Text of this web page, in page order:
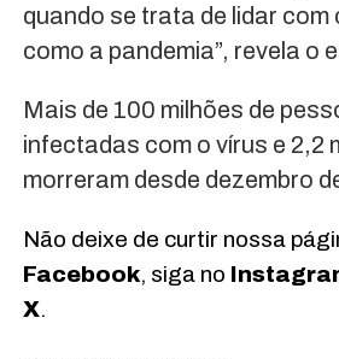
quando se trata de lidar com
como a pandemia”, revela o
Mais de 100 milhões de
infectadas com o vírus e 2,2
morreram desde dezembro
Não deixe de curtir nossa
Facebook, siga no
X.